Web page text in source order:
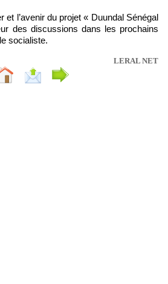
et l’avenir du projet « Duundal Sénégal
des discussions dans les prochains
socialiste.
LERAL NET